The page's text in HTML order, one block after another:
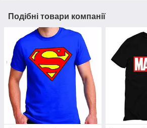
Подібні товари компанії